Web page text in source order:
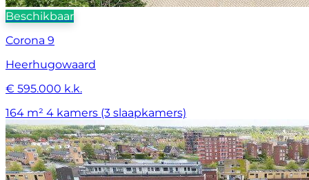
Beschikbaar
Corona 9
Heerhugowaard
€ 595.000 k.k.
164 m² 4 kamers (3 slaapkamers)